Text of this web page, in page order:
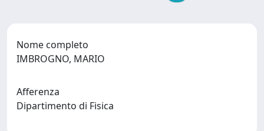
Nome completo
IMBROGNO, MARIO
Afferenza
Dipartimento di Fisica